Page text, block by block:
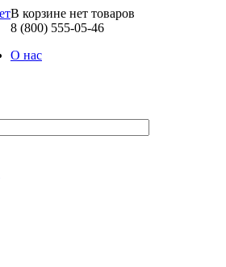
В корзине нет товаров
8 (800) 555-05-46
О нас